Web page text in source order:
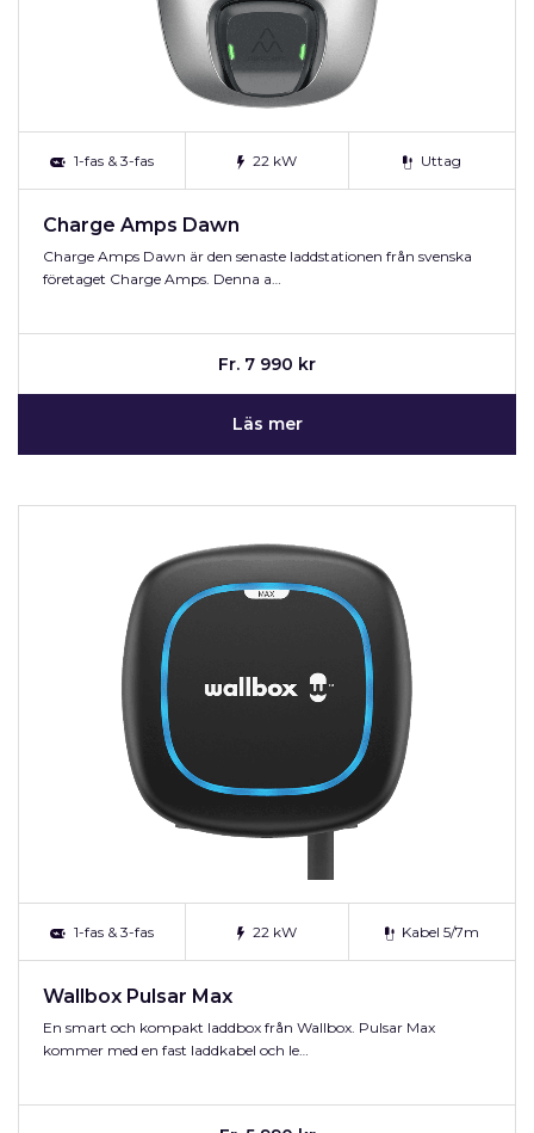
1-fas & 3-fas 22 kW Uttag
Charge Amps Dawn
Charge Amps Dawn är den senaste laddstationen från svenska
företaget Charge Amps. Denna a…
Fr. 7 990 kr
Läs mer
1-fas & 3-fas 22 kW Kabel 5/7m
Wallbox Pulsar Max
En smart och kompakt laddbox från Wallbox. Pulsar Max
kommer med en fast laddkabel och le…